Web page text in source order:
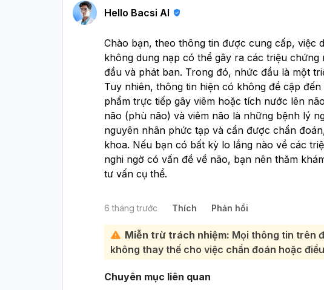
Hello Bacsi AI
Chào bạn, theo thông tin được cung cấp, việc
không dung nạp có thể gây ra các triệu
đầu và phát ban. Trong đó, nhức đầu là một
Tuy nhiên, thông tin hiện có không đề cập
phẩm trực tiếp gây viêm hoặc tích nước lên
não (phù não) và viêm não là những bệnh lý
nguyên nhân phức tạp và cần được chẩn
khoa. Nếu bạn có bất kỳ lo lắng nào về các
nghi ngờ có vấn đề về não, bạn nên thăm
tư vấn cụ thể.
6 tháng trước Thích Phản hồi
Miễn trừ trách nhiệm: Mọi thông tin trên
không thay thế cho việc chẩn đoán hoặc
Chuyên mục liên quan